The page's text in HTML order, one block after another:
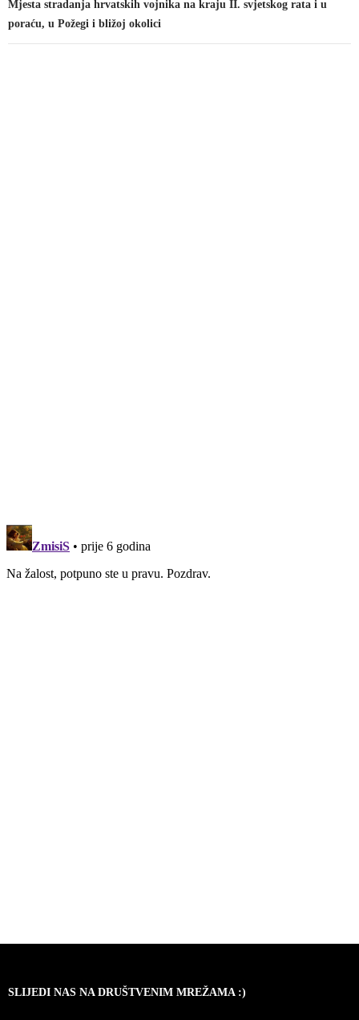
Mjesta stradanja hrvatskih vojnika na kraju II. svjetskog rata i u
poraću, u Požegi i bližoj okolici
SLIJEDI NAS NA DRUŠTVENIM MREŽAMA :)